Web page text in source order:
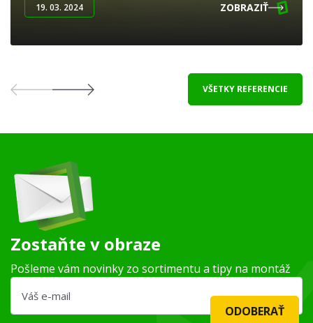
19. 03. 2024 ZOBRAZIŤ
VŠETKY REFERENCIE
Zostaňte v obraze
Pošleme vám novinky zo sortimentu a tipy na montáž
ODOBERAŤ